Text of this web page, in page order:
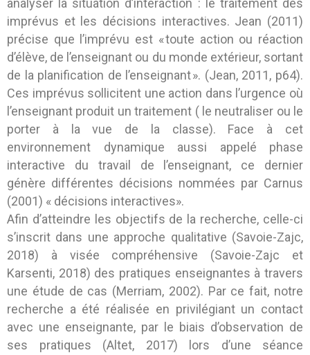
analyser la situation d’interaction : le traitement des
imprévus et les décisions interactives. Jean (2011)
précise que l’imprévu est « toute action ou réaction
d’élève, de l’enseignant ou du monde extérieur, sortant
de la planification de l’enseignant ». (Jean, 2011, p64).
Ces imprévus sollicitent une action dans l’urgence où
l’enseignant produit un traitement ( le neutraliser ou le
porter à la vue de la classe). Face à cet
environnement dynamique aussi appelé phase
interactive du travail de l’enseignant, ce dernier
génère différentes décisions nommées par Carnus
(2001) « décisions interactives».
Afin d’atteindre les objectifs de la recherche, celle-ci
s’inscrit dans une approche qualitative (Savoie-Zajc,
2018) à visée compréhensive (Savoie-Zajc et
Karsenti, 2018) des pratiques enseignantes à travers
une étude de cas (Merriam, 2002). Par ce fait, notre
recherche a été réalisée en privilégiant un contact
avec une enseignante, par le biais d’observation de
ses pratiques (Altet, 2017) lors d’une séance